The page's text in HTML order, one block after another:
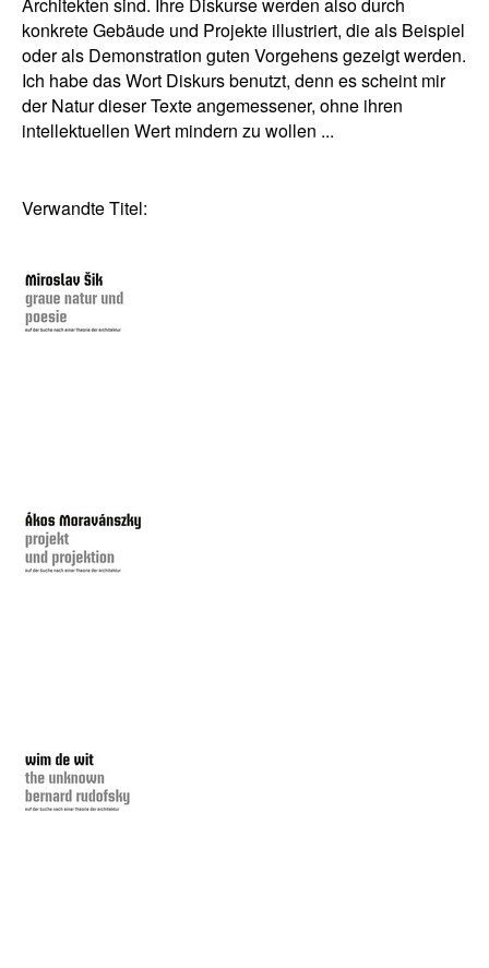
konkrete Gebäude und Projekte illustriert, die als Beispiel
oder als Demonstration guten Vorgehens gezeigt werden.
Ich habe das Wort Diskurs benutzt, denn es scheint mir
der Natur dieser Texte angemessener, ohne ihren
intellektuellen Wert mindern zu wollen ...
Verwandte Titel: